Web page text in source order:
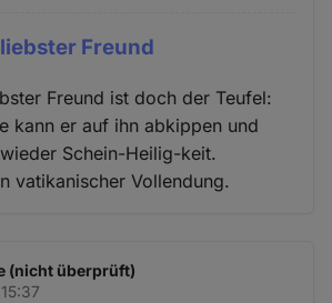
Freund
Freund ist doch der Teufel:
kann er auf ihn abkippen und
Schein-Heilig-keit.
vatikanischer Vollendung.
(nicht überprüft)